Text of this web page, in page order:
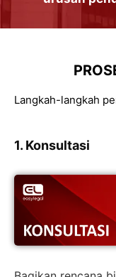
Langkah-langkah
1. Konsultasi